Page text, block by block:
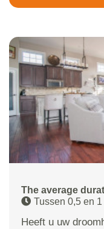
The average
Tussen 0,5 en
Heeft u uw